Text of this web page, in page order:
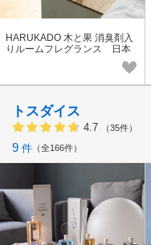
HARUKADO 木と果 消臭剤入
りルームフレグランス 日本
トスダイス
4.7 （35件）
9 件 全166件